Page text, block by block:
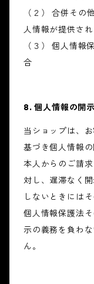
（２） 合併その
人情報が提供さ
（３） 個人情報
合
8. 個人情報の開示
当ショップは、
基づき個人情報
本人からのご請
対し、遅滞なく
しないときには
個人情報保護法
示の義務を負わ
ん。